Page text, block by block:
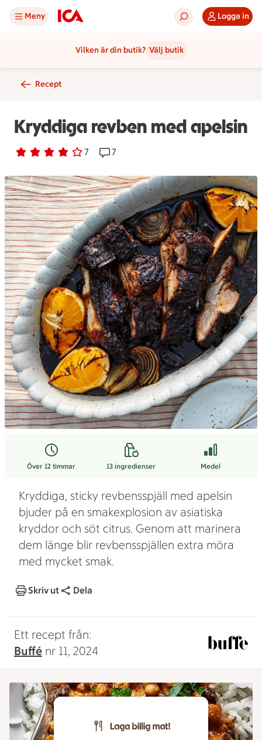
Meny Logga in
Vilken är din butik? Välj butik
Recept
Kryddiga revben med apelsin
Betyg 4 av 5. 7
7 personer har röstatReceptet har 7 kommentarer
7
Över 12 timmar 13 ingredienser Medel
Kryddiga, sticky revbensspjäll med apelsin
bjuder på en smakexplosion av asiatiska
kryddor och söt citrus. Genom att marinera
dem länge blir revbensspjällen extra möra
med mycket smak.
Skriv ut Dela
Ett recept från:
Buffé nr 11, 2024